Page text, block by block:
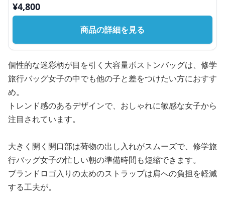
¥4,800
商品の詳細を見る
個性的な迷彩柄が目を引く大容量ボストンバッグは、修学
旅行バッグ女子の中でも他の子と差をつけたい方におすす
め。
トレンド感のあるデザインで、おしゃれに敏感な女子から
注目されています。
大きく開く開口部は荷物の出し入れがスムーズで、修学旅
行バッグ女子の忙しい朝の準備時間も短縮できます。
ブランドロゴ入りの太めのストラップは肩への負担を軽減
する工夫が。